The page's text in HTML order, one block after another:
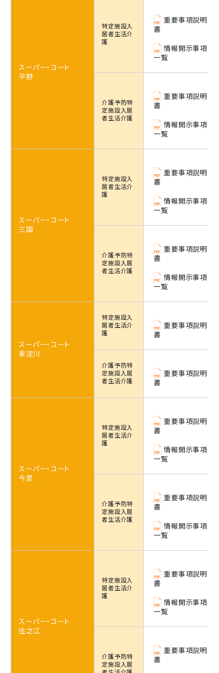
スーパーコートのサービス
パーキンソン病専門施設とは
お知らせ・公開情報
施設ブログ
建築候補地募集のお知らせ
手続きについて
プライバシーポリシー
TOP
スーパー・コート
平野
特定施設入
居者生活介
護
重要事項説明
書
情報開示事項
一覧
介護予防特
定施設入居
者生活介護
重要事項説明
書
情報開示事項
一覧
スーパー・コート
三国
特定施設入
居者生活介
護
重要事項説明
書
情報開示事項
一覧
介護予防特
定施設入居
者生活介護
重要事項説明
書
情報開示事項
一覧
スーパー・コート
東淀川
特定施設入
居者生活介
護
重要事項説明
書
介護予防特
定施設入居
者生活介護
重要事項説明
書
スーパー・コート
今里
特定施設入
居者生活介
護
重要事項説明
書
情報開示事項
一覧
介護予防特
定施設入居
者生活介護
重要事項説明
書
情報開示事項
一覧
スーパー・コート
住之江
特定施設入
居者生活介
護
重要事項説明
書
情報開示事項
一覧
介護予防特
定施設入居
重要事項説明
書